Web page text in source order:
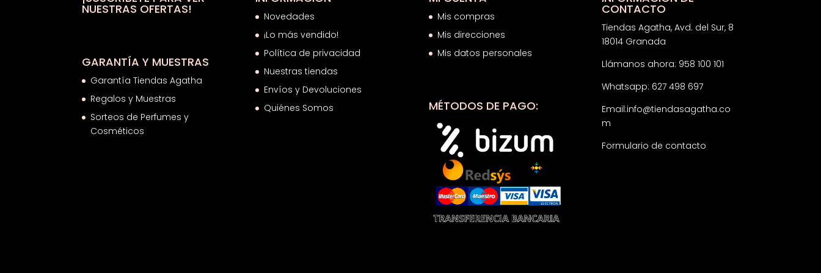
NUESTRAS OFERTAS!
GARANTÍA Y MUESTRAS
Garantía Tiendas Agatha
Regalos y Muestras
Sorteos de Perfumes y
Cosméticos
Novedades
¡Lo más vendido!
Política de privacidad
Nuestras tiendas
Envíos y Devoluciones
Quiénes Somos
Mis compras
Mis direcciones
Mis datos personales
MÉTODOS DE PAGO:
CONTACTO
Tiendas Agatha, Avd. del Sur, 8
18014 Granada
Llámanos ahora: 958 100 101
Whatsapp: 627 498 697
Email:info@tiendasagatha.co
m
Formulario de contacto